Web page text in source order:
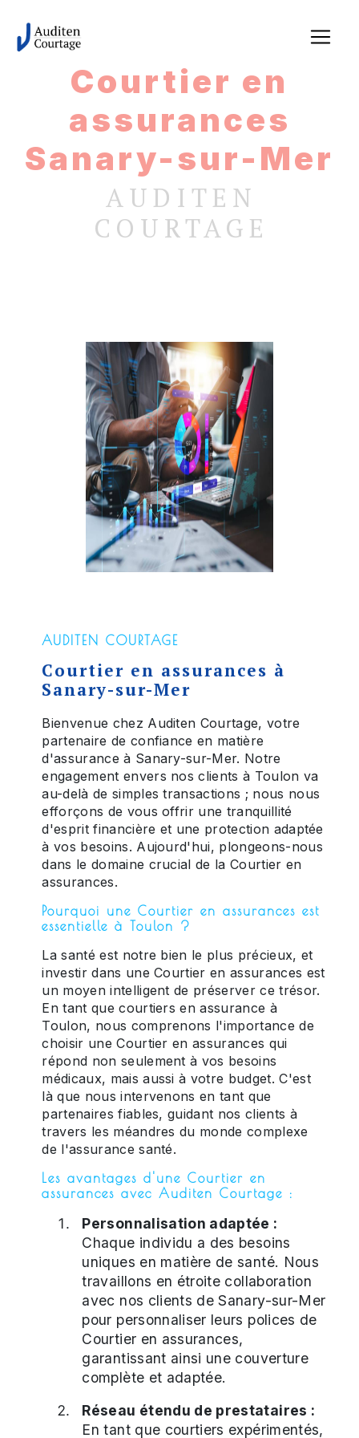
Courtier en
assurances
Sanary-sur-Mer
AUDITEN
COURTAGE
AUDITEN COURTAGE
Courtier en assurances à
Sanary-sur-Mer
Bienvenue chez Auditen Courtage, votre
partenaire de confiance en matière
d'assurance à Sanary-sur-Mer. Notre
engagement envers nos clients à Toulon va
au-delà de simples transactions ; nous nous
efforçons de vous offrir une tranquillité
d'esprit financière et une protection adaptée
à vos besoins. Aujourd'hui, plongeons-nous
dans le domaine crucial de la Courtier en
assurances.
Pourquoi une Courtier en assurances est
essentielle à Toulon ?
La santé est notre bien le plus précieux, et
investir dans une Courtier en assurances est
un moyen intelligent de préserver ce trésor.
En tant que courtiers en assurance à
Toulon, nous comprenons l'importance de
choisir une Courtier en assurances qui
répond non seulement à vos besoins
médicaux, mais aussi à votre budget. C'est
là que nous intervenons en tant que
partenaires fiables, guidant nos clients à
travers les méandres du monde complexe
de l'assurance santé.
Les avantages d'une Courtier en
assurances avec Auditen Courtage :
Personnalisation adaptée :
Chaque individu a des besoins
uniques en matière de santé. Nous
travaillons en étroite collaboration
avec nos clients de Sanary-sur-Mer
pour personnaliser leurs polices de
Courtier en assurances,
garantissant ainsi une couverture
complète et adaptée.
Réseau étendu de prestataires :
En tant que courtiers expérimentés,